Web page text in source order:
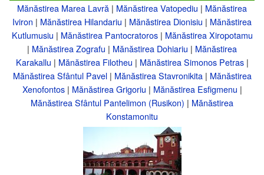
Mănăstirea Marea Lavră | Mănăstirea Vatopediu | Mănăstirea
Iviron | Mănăstirea Hilandariu | Mănăstirea Dionisiu | Mănăstirea
Kutlumusiu | Mănăstirea Pantocratoros| Mănăstirea Xiropotamu
| Mănăstirea Zografu | Mănăstirea Dohiariu | Mănăstirea
Karakallu | Mănăstirea Filotheu | Mănăstirea Simonos Petras|
Mănăstirea Sfântul Pavel| Mănăstirea Stavronikita| Mănăstirea
Xenofontos| Mănăstirea Grigoriu | Mănăstirea Esfigmenu |
Mănăstirea Sfântul Pantelimon (Rusikon) | Mănăstirea
Konstamonitu